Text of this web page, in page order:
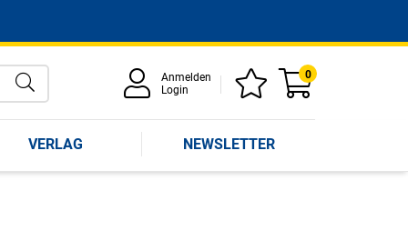
Anmelden
Login
0
VERLAG NEWSLETTER